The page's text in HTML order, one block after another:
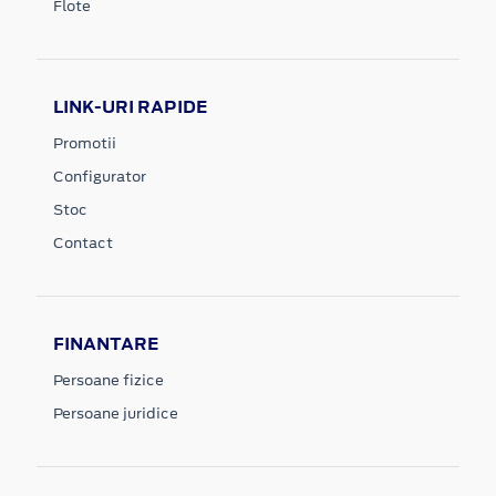
Flote
LINK-URI RAPIDE
Promotii
Configurator
Stoc
Contact
FINANTARE
Persoane fizice
Persoane juridice